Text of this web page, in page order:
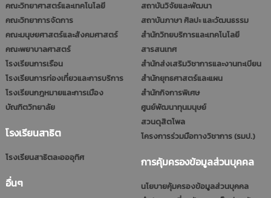
คณะวิทยาศาสตร์และเทคโนโลยี
คณะวิทยาการจัดการ
คณะมนุษยศาสตร์และสังคมศาสตร์
คณะพยาบาลศาสตร์
โรงเรียนการเรือน
โรงเรียนการท่องเที่ยวและการบริการ
โรงเรียนกฎหมายและการเมือง
บัณฑิตวิทยาลัย
โรงเรียนสาธิต
โรงเรียนสาธิตละอออุทิศ
อื่นๆ
สถาบันวิจัยและพัฒนา
สถาบันภาษา ศิลปะ และวัฒนธรรม
สำนักวิทยบริการและเทคโนโลยี
สารสนเทศ
สำนักส่งเสริมวิชาการและงานทะเบียน
สำนักยุทธศาสตร์และแผน
สำนักกิจการพิเศษ
ศูนย์พัฒนาทุนมนุษย์
สวนดุสิตโพล
โครงการร่วมมือทางวิชาการ (รมป.)
การคุ้มครองข้อมูลส่วนบุคคล
นโยบายคุ้มครองข้อมูลส่วนบุคคล